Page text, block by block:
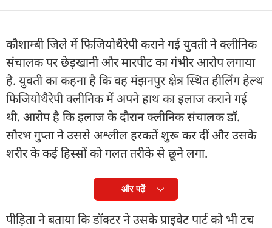
कौशाम्बी जिले में फिजियोथैरेपी कराने गई युवती ने क्लीनिक
संचालक पर छेड़खानी और मारपीट का गंभीर आरोप लगाया
है. युवती का कहना है कि वह मंझनपुर क्षेत्र स्थित हीलिंग हेल्थ
फिजियोथैरेपी क्लीनिक में अपने हाथ का इलाज कराने गई
थी. आरोप है कि इलाज के दौरान क्लीनिक संचालक डॉ.
सौरभ गुप्ता ने उससे अश्लील हरकतें शुरू कर दीं और उसके
शरीर के कई हिस्सों को गलत तरीके से छूने लगा.
और पढ़ें
पीड़िता ने बताया कि डॉक्टर ने उसके प्राइवेट पार्ट को भी टच